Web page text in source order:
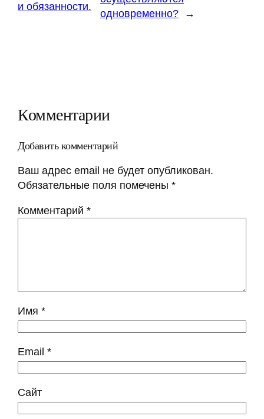
и обязанности.
одновременно?
→
Комментарии
Добавить комментарий
Ваш адрес email не будет опубликован.
Обязательные поля помечены *
Комментарий *
Имя *
Email *
Сайт